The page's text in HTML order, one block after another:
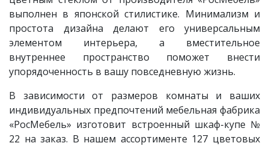
выполнен в японской стилистике. Минимализм и
простота дизайна делают его универсальным
элементом интерьера, а вместительное
внутреннее пространство поможет внести
упорядоченность в вашу повседневную жизнь.
В зависимости от размеров комнаты и ваших
индивидуальных предпочтений мебельная фабрика
«РосМебель» изготовит встроенный шкаф-купе №
22 на заказ. В нашем ассортименте 127 цветовых